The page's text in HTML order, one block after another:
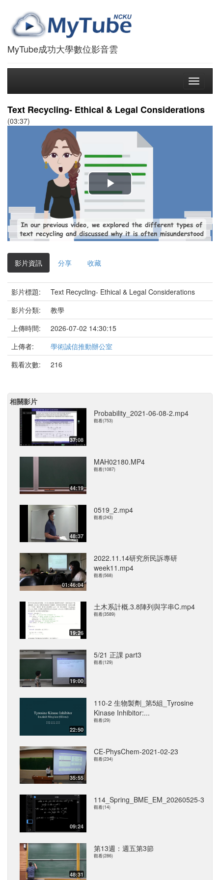
MyTube成功大學數位影音雲
Toggle
Text Recycling- Ethical & Legal Considerations
(03:37)
播
放
影
影片資訊 分享 收藏
影片標題:
Text Recycling- Ethical & Legal Considerations
影片分類:
教學
上傳時間:
2026-07-02 14:30:15
上傳者:
學術誠信推動辦公室
觀看次數:
216
相關影片
37:08
Probability_2021-06-08-2.mp4
觀看(753)
44:19
MAH02180.MP4
觀看(1087)
48:37
0519_2.mp4
觀看(243)
01:46:04
2022.11.14研究所民訴專研
week11.mp4
觀看(568)
19:26
土木系計概.3.8陣列與字串C.mp4
觀看(3589)
19:00
5/21 正課 part3
觀看(129)
22:50
110-2 生物製劑_第5組_Tyrosine
Kinase Inhibitor:...
觀看(29)
35:55
CE-PhysChem-2021-02-23
觀看(234)
09:24
114_Spring_BME_EM_20260525-3
觀看(14)
48:31
第13週：週五第3節
觀看(286)